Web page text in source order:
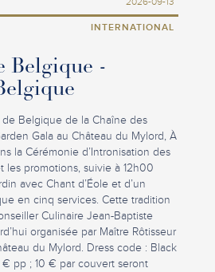
INTERNATIONAL
Belgique -
Belgique de la Chaîne des
Gala au Château du Mylord, À
la Cérémonie d’Intronisation des
les promotions, suivie à 12h00
avec Chant d’Éole et d’un
en cinq services. Cette tradition
Culinaire Jean-Baptiste
organisée par Maître Rôtisseur
du Mylord. Dress code : Black
€ pp ; 10 € par couvert seront